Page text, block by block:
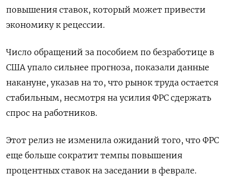
повышения ставок, который может привести
экономику к рецессии.
Число обращений за пособием по безработице в
США упало сильнее прогноза, показали данные
накануне, указав на то, что рынок труда остается
стабильным, несмотря на усилия ФРС сдержать
спрос на работников.
Этот релиз не изменила ожиданий того, что ФРС
еще больше сократит темпы повышения
процентных ставок на заседании в феврале.